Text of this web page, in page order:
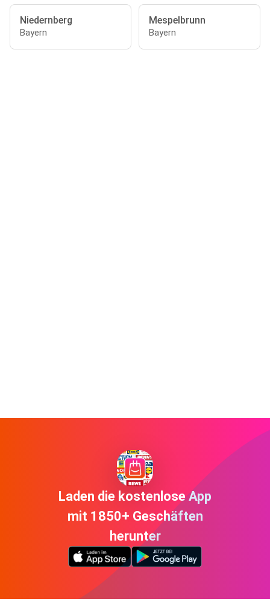
Niedernberg
Bayern
Mespelbrunn
Bayern
Laden die kostenlose App
mit 1850+ Geschäften
herunter